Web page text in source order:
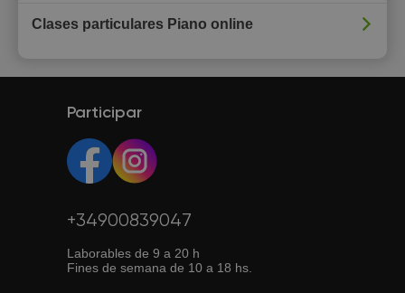
Clases particulares Piano online
Participar
+34900839047
Laborables de 9 a 20 h
Fines de semana de 10 a 18 hs.